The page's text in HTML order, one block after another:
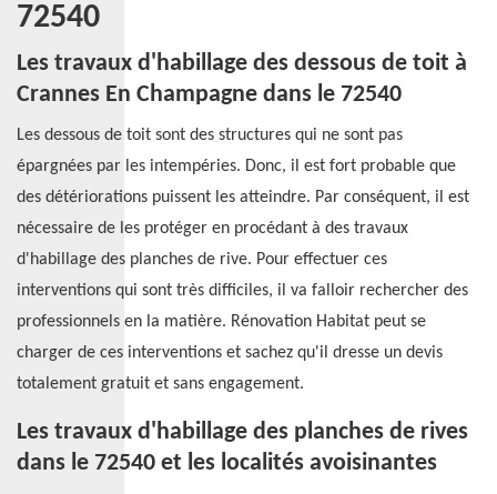
72540
Les travaux d'habillage des dessous de toit à
Crannes En Champagne dans le 72540
Les dessous de toit sont des structures qui ne sont pas
épargnées par les intempéries. Donc, il est fort probable que
des détériorations puissent les atteindre. Par conséquent, il est
nécessaire de les protéger en procédant à des travaux
d'habillage des planches de rive. Pour effectuer ces
interventions qui sont très difficiles, il va falloir rechercher des
professionnels en la matière. Rénovation Habitat peut se
charger de ces interventions et sachez qu'il dresse un devis
totalement gratuit et sans engagement.
Les travaux d'habillage des planches de rives
dans le 72540 et les localités avoisinantes